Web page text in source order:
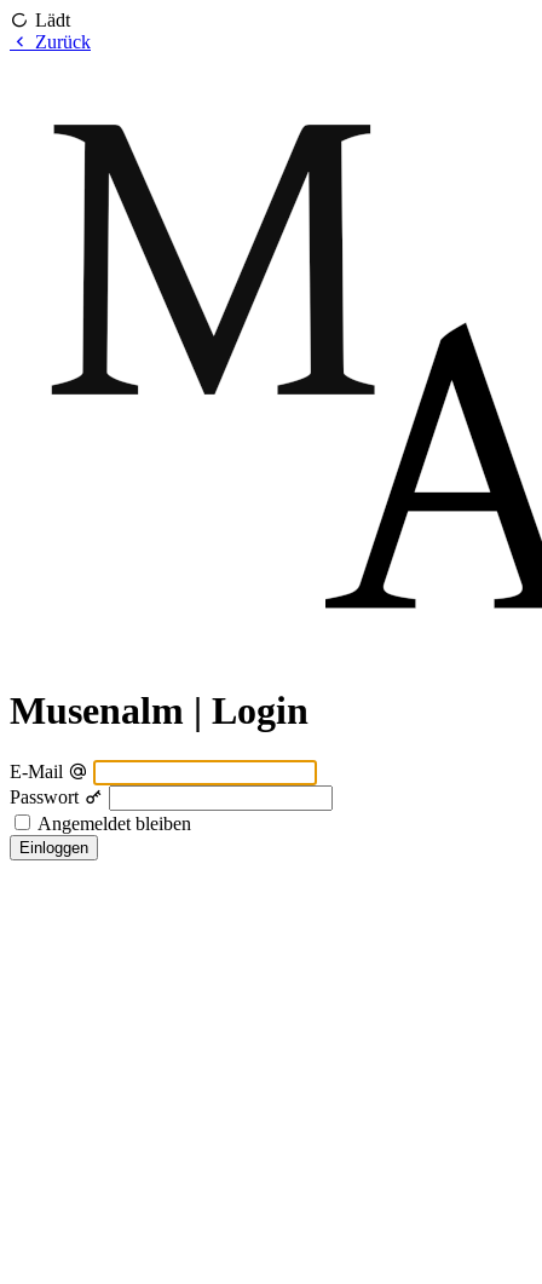
Lädt
Zurück
Musenalm | Login
E-Mail
Passwort
Angemeldet bleiben
Einloggen